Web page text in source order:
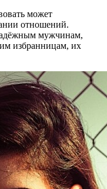
может
отношений.
мужчинам,
избранницам, их